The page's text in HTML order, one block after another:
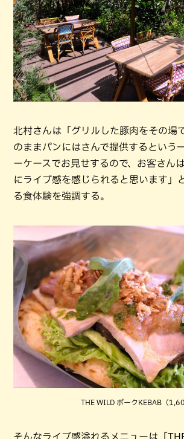
北村さんは「グリルした豚肉をその場
のままパンにはさんで提供するという
ーケースでお見せするので、お客さん
にライブ感を感じられると思います」
る食体験を強調する。
THE WILD ポークKEBAB（
そんなライブ感溢れるメニューは「